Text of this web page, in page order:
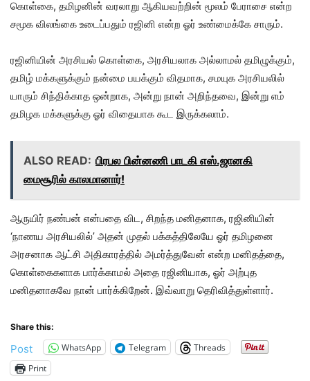
கொள்கை, தமிழனின் வரலாறு ஆகியவற்றின் மூலம் பேராசை என்ற
சமூக விலங்கை உடைப்பதும் ரஜினி என்ற ஓர் உண்மைக்கே சாரும்.
ரஜினியின் அரசியல் கொள்கை, அரசியலாக அல்லாமல் தமிழுக்கும்,
தமிழ் மக்களுக்கும் நன்மை பயக்கும் விதமாக, சமயுக அரசியலில்
யாரும் சிந்திக்காத ஒன்றாக, அன்று நான் அறிந்தவை, இன்று எம்
தமிழக மக்களுக்கு ஓர் விதையாக கூட இருக்கலாம்.
ALSO READ: பிரபல பின்னணி பாடகி எஸ்.ஜானகி
மைசூரில் காலமானார்!
ஆருயிர் நண்பன் என்பதை விட, சிறந்த மனிதனாக, ரஜினியின்
‘நாணய அரசியலில்’ அதன் முதல் பக்கத்திலேயே ஓர் தமிழனை
அரசனாக ஆட்சி அதிகாரத்தில் அமர்த்துவேன் என்ற மனிதத்தை,
கொள்கைகளாக பார்க்காமல் அதை ரஜினியாக, ஓர் அற்புத
மனிதனாகவே நான் பார்க்கிறேன். இவ்வாறு தெரிவித்துள்ளார்.
Share this:
Post WhatsApp Telegram
Threads
Print